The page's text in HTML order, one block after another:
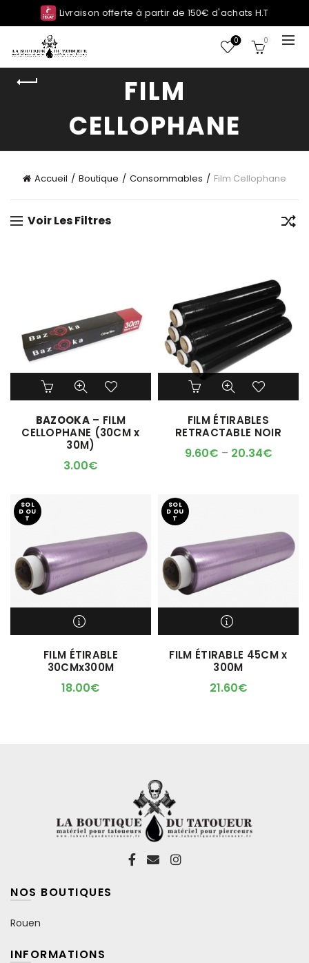
Livraison offerte à partir de 150€ d'achats H.T
0 0
FILM
CELLOPHANE
Accueil Boutique Consommables Film Cellophane
Voir Les Filtres
BAZOOKA – FILM
CELLOPHANE (30CM x
30M)
3.00€
Ce
produit
plusieurs
variations.
Les
page
du
produit
FILM ÉTIRABLES
RETRACTABLE NOIR
9.60€ – 20.34€
SOL
D OU
T
M'ALERTER QUAND
L'ARTICLE SERA DISPO !
FILM ÉTIRABLE
30CMx300M
18.00€
SOL
D OU
T
M'ALERTER QUAND
L'ARTICLE SERA DISPO !
FILM ÉTIRABLE 45CM x
300M
21.60€
NOS BOUTIQUES
Rouen
INFORMATIONS